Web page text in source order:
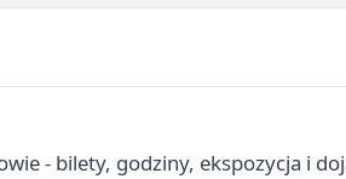
- bilety, godziny, ekspozycja i